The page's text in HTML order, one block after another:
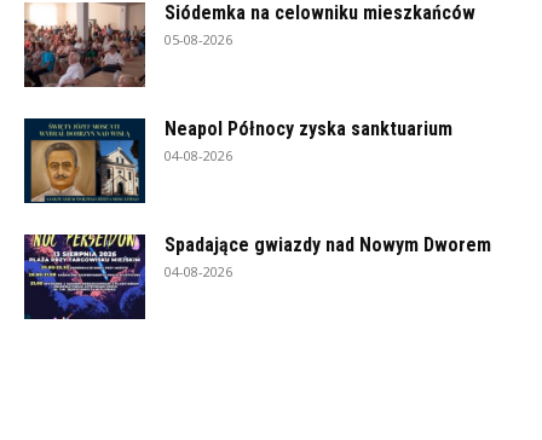
Siódemka na celowniku mieszkańców
05-08-2026
Neapol Północy zyska sanktuarium
04-08-2026
Spadające gwiazdy nad Nowym Dworem
04-08-2026